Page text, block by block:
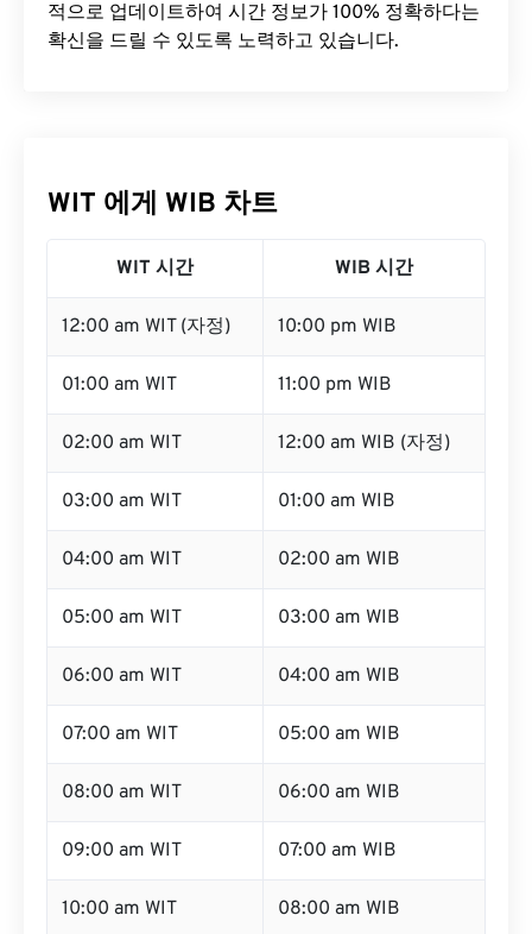
적으로 업데이트하여 시간 정보가 100% 정확하다는
확신을 드릴 수 있도록 노력하고 있습니다.
WIT 에게 WIB 차트
WIT 시간 WIB 시간
12:00 am WIT (자정) 10:00 pm WIB
01:00 am WIT 11:00 pm WIB
02:00 am WIT 12:00 am WIB (자정)
03:00 am WIT 01:00 am WIB
04:00 am WIT 02:00 am WIB
05:00 am WIT 03:00 am WIB
06:00 am WIT 04:00 am WIB
07:00 am WIT 05:00 am WIB
08:00 am WIT 06:00 am WIB
09:00 am WIT 07:00 am WIB
10:00 am WIT 08:00 am WIB